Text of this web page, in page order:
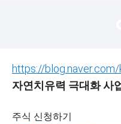
https://
자연치유력 극대화 사
주식 신청하기